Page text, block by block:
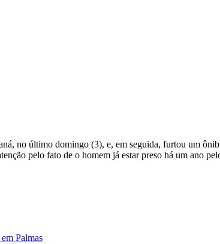
no último domingo (3), e, em seguida, furtou um
pelo fato de o homem já estar preso há um ano
Palmas